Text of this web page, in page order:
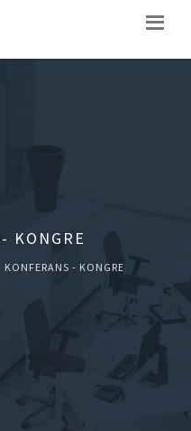
KONGRE
KONFERANS - KONGRE